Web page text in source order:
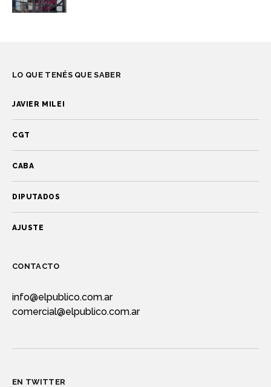
LO QUE TENÉS QUE SABER
JAVIER MILEI
CGT
CABA
DIPUTADOS
AJUSTE
CONTACTO
info@elpublico.com.ar
comercial@elpublico.com.ar
EN TWITTER